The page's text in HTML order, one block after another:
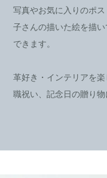
写真やお気に入りのポ
子さんの描いた絵を描
できます。
革好き・インテリアを
職祝い、記念日の贈り物